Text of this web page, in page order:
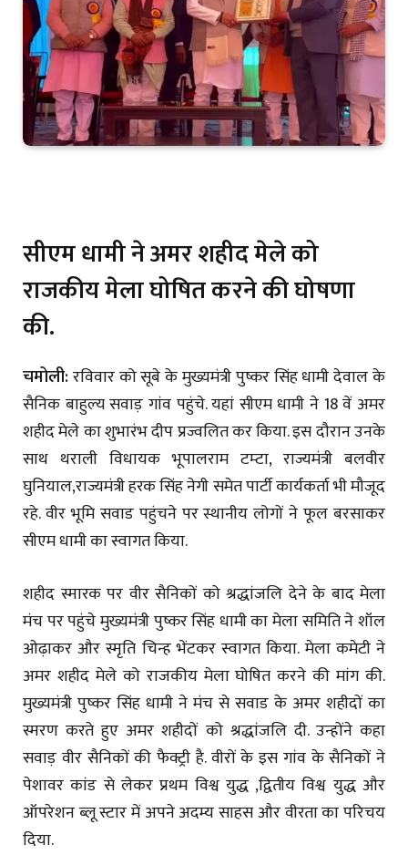
सीएम धामी ने अमर शहीद मेले को
राजकीय मेला घोषित करने की घोषणा
की.
चमोली:रविवार को सूबे के मुख्यमंत्री पुष्कर सिंह धामी देवाल के
सैनिक बाहुल्य सवाड़ गांव पहुंचे. यहां सीएम धामी ने 18 वें अमर
शहीद मेले का शुभारंभ दीप प्रज्वलित कर किया. इस दौरान उनके
साथ थराली विधायक भूपालराम टम्टा, राज्यमंत्री बलवीर
घुनियाल,राज्यमंत्री हरक सिंह नेगी समेत पार्टी कार्यकर्ता भी मौजूद
रहे. वीर भूमि सवाड पहुंचने पर स्थानीय लोगों ने फूल बरसाकर
सीएम धामी का स्वागत किया.
शहीद स्मारक पर वीर सैनिकों को श्रद्धांजलि देने के बाद मेला
मंच पर पहुंचे मुख्यमंत्री पुष्कर सिंह धामी का मेला समिति ने शॉल
ओढ़ाकर और स्मृति चिन्ह भेंटकर स्वागत किया. मेला कमेटी ने
अमर शहीद मेले को राजकीय मेला घोषित करने की मांग की.
मुख्यमंत्री पुष्कर सिंह धामी ने मंच से सवाड के अमर शहीदों का
स्मरण करते हुए अमर शहीदों को श्रद्धांजलि दी. उन्होंने कहा
सवाड़ वीर सैनिकों की फैक्ट्री है. वीरों के इस गांव के सैनिकों ने
पेशावर कांड से लेकर प्रथम विश्व युद्ध ,द्वितीय विश्व युद्ध और
ऑपरेशन ब्लू स्टार में अपने अदम्य साहस और वीरता का परिचय
दिया.